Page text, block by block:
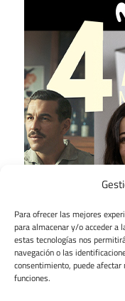
Para ofrecer las mejores
para almacenar y/o acceder a
estas tecnologías nos
navegación o las
consentimiento, puede
funciones.